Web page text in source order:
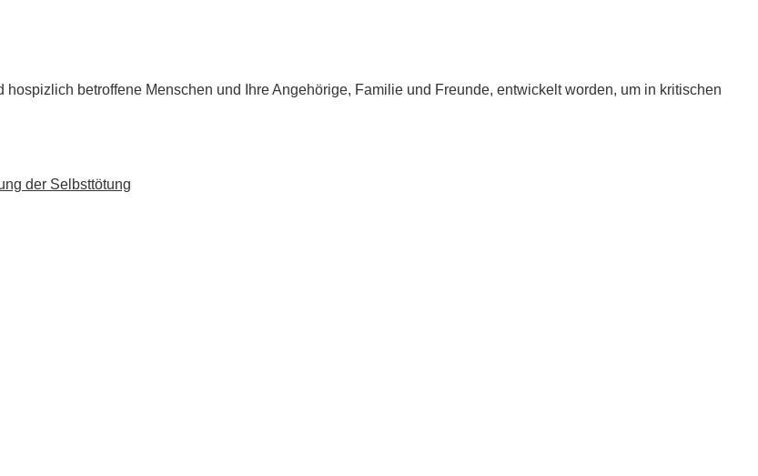
betroffene Menschen und Ihre Angehörige, Familie und Freunde, entwickelt worden, um in kritischen
der Selbsttötung